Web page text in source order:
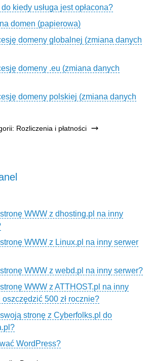
kiedy usługa jest opłacona?
domen (papierowa)
domeny globalnej (zmiana danych
domeny .eu (zmiana danych
domeny polskiej (zmiana danych
Rozliczenia i płatności
WWW z dhosting.pl na inny
WWW z Linux.pl na inny serwer
WWW z webd.pl na inny serwer?
WWW z ATTHOST.pl na inny
500 zł rocznie?
stronę z Cyberfolks.pl do
WordPress?